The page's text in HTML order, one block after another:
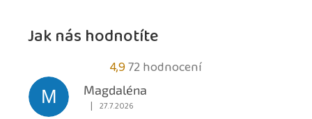
Jak nás hodnotíte
4,9Průměrné
hodnocení
obchodu
72 hodnocení
M
Magdaléna
Hodnocení obchodu je 5 z 5 hvězdiček.
| 27.7.2026